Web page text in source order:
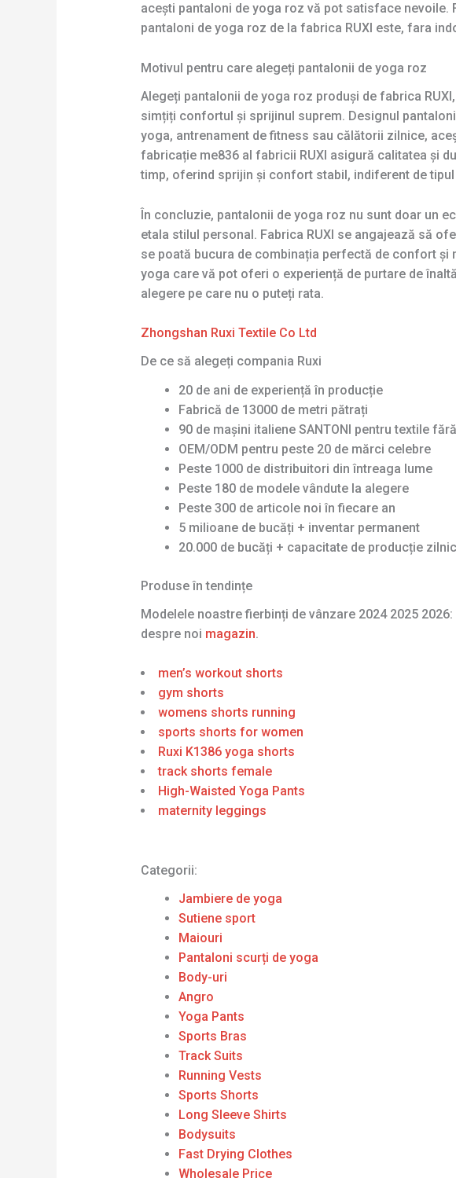
acești pantaloni de yoga roz vă pot satisface
pantaloni de yoga roz de la fabrica RUXI este, fara
Motivul pentru care alegeți pantalonii de yoga roz
Alegeți pantalonii de yoga roz produși de fabrica
simțiți confortul și sprijinul suprem. Designul
yoga, antrenament de fitness sau călătorii zilnice,
fabricație me836 al fabricii RUXI asigură calitatea și
timp, oferind sprijin și confort stabil, indiferent de
În concluzie, pantalonii de yoga roz nu sunt doar un
etala stilul personal. Fabrica RUXI se angajează să
se poată bucura de combinația perfectă de confort și
yoga care vă pot oferi o experiență de purtare de
alegere pe care nu o puteți rata.
Zhongshan Ruxi Textile Co Ltd
De ce să alegeți compania Ruxi
20 de ani de experiență în producție
Fabrică de 13000 de metri pătrați
90 de mașini italiene SANTONI pentru textile
OEM/ODM pentru peste 20 de mărci celebre
Peste 1000 de distribuitori din întreaga lume
Peste 180 de modele vândute la alegere
Peste 300 de articole noi în fiecare an
5 milioane de bucăți + inventar permanent
20.000 de bucăți + capacitate de producție
Produse în tendințe
Modelele noastre fierbinți de vânzare 2024 2025 2026:
despre noi magazin.
men’s workout shorts
gym shorts
womens shorts running
sports shorts for women
Ruxi K1386 yoga shorts
track shorts female
High-Waisted Yoga Pants
maternity leggings
Categorii:
Jambiere de yoga
Sutiene sport
Maiouri
Pantaloni scurți de yoga
Body-uri
Angro
Yoga Pants
Sports Bras
Track Suits
Running Vests
Sports Shorts
Long Sleeve Shirts
Bodysuits
Fast Drying Clothes
Wholesale Price